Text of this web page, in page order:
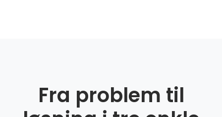
Fra problem til